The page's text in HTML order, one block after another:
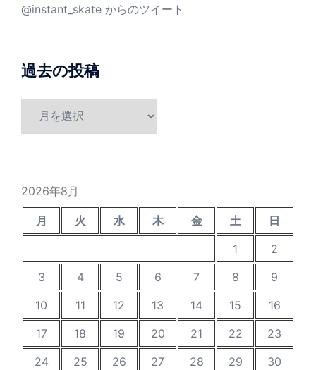
@instant_skate からのツイート
過去の投稿
2026年8月
月 火 水 木 金 土
日
1
2
3
4 5 6 7 8
9
10
11 12 13 14 15
16
17
18 19 20 21 22
23
24
25 26 27 28 29
30